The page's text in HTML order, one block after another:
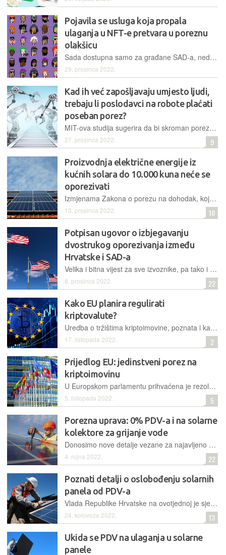
Pojavila se usluga koja propala
ulaganja u NFT-e pretvara u poreznu
olakšicu
Sada dostupna samo za građane SAD-a, nedvojbeno najveće ulagače u digitalne kolekcionarske NFT-e, usluga Unsellable otkupljuje bezvrijedne tokene i pritom pokušava iz njih izvući najbolje
29. prosinca 2022.
Kad ih već zapošljavaju umjesto ljudi,
trebaju li poslodavci na robote plaćati
poseban porez?
MIT-ova studija sugerira da bi skroman porez na robote mogao pomoći u borbi protiv učinaka automatizacije na nejednakost prihoda
27. prosinca 2022. 9
Proizvodnja električne energije iz
kućnih solara do 10.000 kuna neće se
oporezivati
Izmjenama Zakona o porezu na dohodak, koje bi trebale uskoro biti prihvaćene, omogućit će se građanima da svojim mikrosolarima na krovovima ostvare neoporezivi dohodak prodajom viška struje
13. prosinca 2022. 10
Potpisan ugovor o izbjegavanju
dvostrukog oporezivanja između
Hrvatske i SAD-a
Velika i bitna vijest za sve izvoznike, pa tako i domaći IT sektor: stižu brojne olakšice i pogodnosti pri oporezivanju svih vrsta dohotka i dobiti u poslovanju sa Sjedinjenim Američkim Državama
8. prosinca 2022. 22
Kako EU planira regulirati
kriptovalute?
Uredba o tržištima kriptoimovine, poznata i kao MiCA, još čeka izglasavanje u Europskom parlamentu i državama članicama. Njome EU želi potaknuti razvoj kriptotržišta, ali i zaštititi potrošače od rizika
17. listopada 2022. 2
Prijedlog EU: jedinstveni porez na
kriptoimovinu
U Europskom parlamentu prihvaćena je rezolucija koja poziva da se tehnologiju blockchaina iskoristi za bolje utjerivanje plaćanja poreza, kao i da se članice EU dogovore oko oporezivanja kriptovaluta
5. listopada 2022. 5
Porezna uprava: 0% PDV-a i na solarne
kolektore za grijanje vode
Donosimo nove detalje vezane za najavljeno ukidanje PDV-a na usluge isporuke i ugradnje solarnih sustava. Prema Poreznoj upravi, ono će obuhvatiti i fotonaponske i one za solarno grijanje
4. rujna 2022. 22
Poznati detalji o oslobođenju solarnih
panela od PDV-a
Vlada Republike Hrvatske na ovotjednoj je sjednici donijela izmjene i dopune Zakona o porezu na dodanu vrijednost, koje uključuju i nultu stopu PDV-a na solarne panele
24. kolovoza 2022. 13
Ukida se PDV na ulaganja u solarne
panele